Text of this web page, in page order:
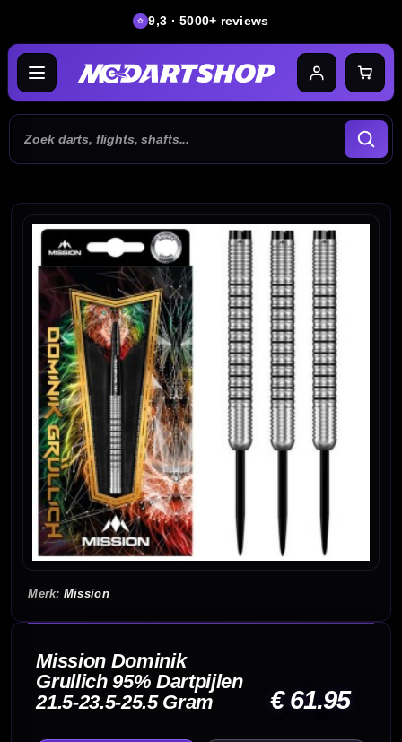
9,3 · 5000+ reviews
Mission
Mission Dominik
Grullich 95% Dartpijlen
21.5-23.5-25.5 Gram
€ 61.95